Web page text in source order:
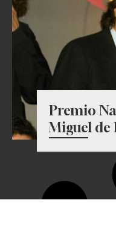
Premio
Miguel de